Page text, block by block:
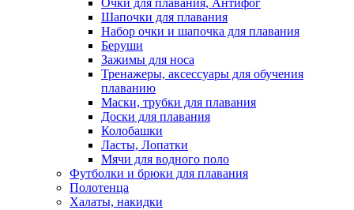
Очки для плавания, Антифог
Шапочки для плавания
Набор очки и шапочка для плавания
Беруши
Зажимы для носа
Тренажеры, аксессуары для обучения
плаванию
Маски, трубки для плавания
Доски для плавания
Колобашки
Ласты, Лопатки
Мячи для водного поло
Футболки и брюки для плавания
Полотенца
Халаты, накидки